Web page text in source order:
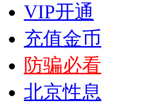
VIP开通
充值金币
防骗必看
北京性息